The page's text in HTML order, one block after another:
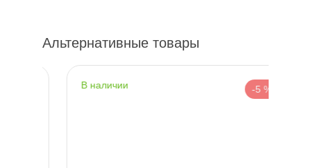
Альтернативные товары
наличии -5 %